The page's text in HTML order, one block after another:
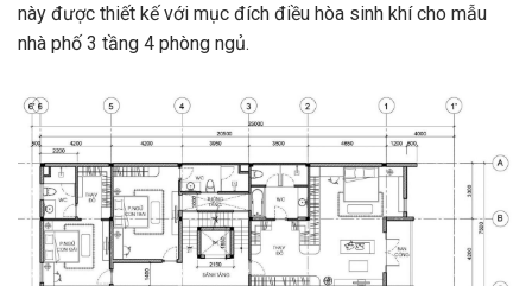
này được thiết kế với mục đích điều hòa sinh khí cho mẫu
nhà phố 3 tầng 4 phòng ngủ.